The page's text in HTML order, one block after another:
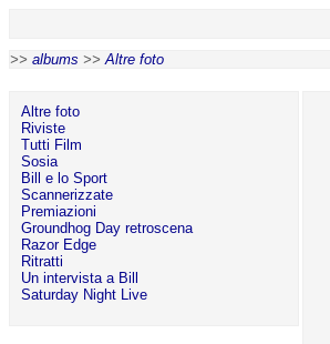
>> albums >>Altre foto
Altre foto
Riviste
Tutti Film
Sosia
Bill e lo Sport
Scannerizzate
Premiazioni
Groundhog Day retroscena
Razor Edge
Ritratti
Un intervista a Bill
Saturday Night Live